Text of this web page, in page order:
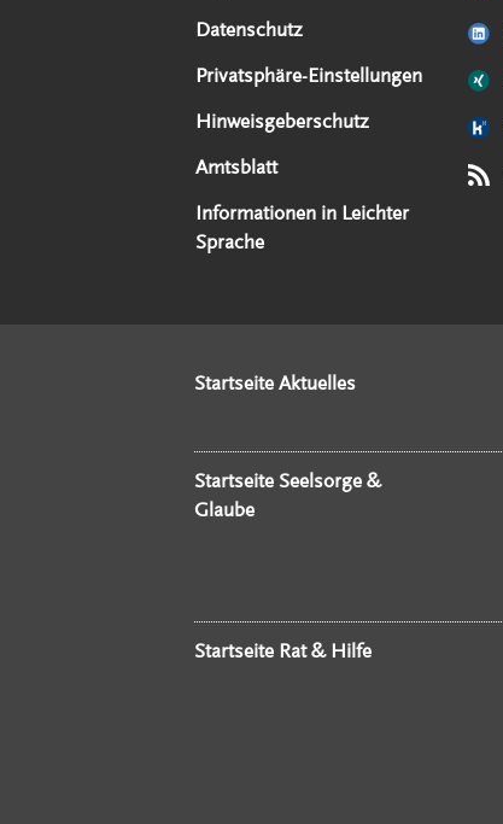
Datenschutz
Privatsphäre-Einstellungen
Hinweisgeberschutz
Amtsblatt
Informationen in Leichter
Sprache
Startseite Aktuelles
Startseite Seelsorge &
Glaube
Startseite Rat & Hilfe